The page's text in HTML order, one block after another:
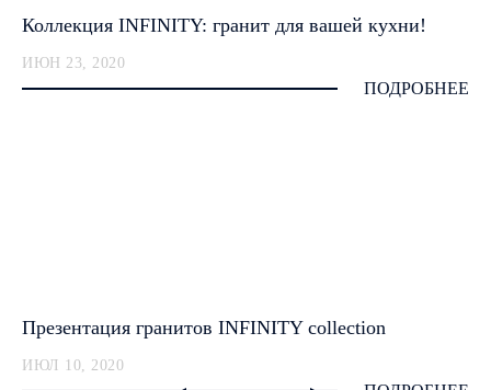
Коллекция INFINITY: гранит для вашей кухни!
ИЮН 23, 2020
ПОДРОБНЕЕ
Презентация гранитов INFINITY collection
ИЮЛ 10, 2020